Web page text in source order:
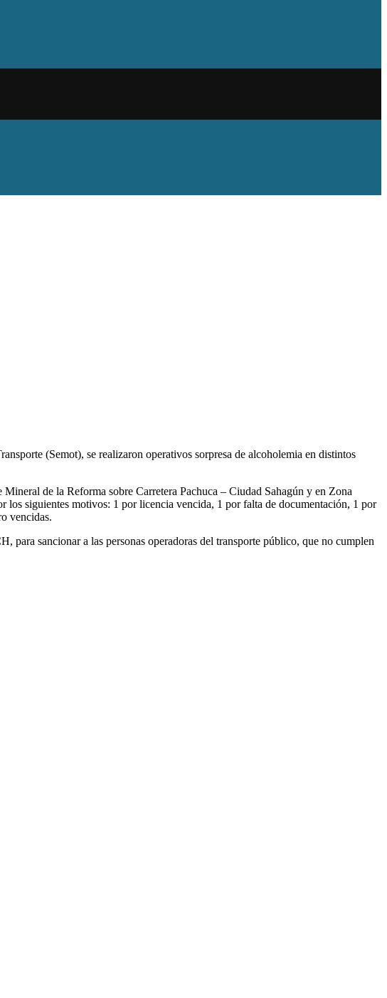
(Semot), se realizaron operativos sorpresa de alcoholemia en distintos
de la Reforma sobre Carretera Pachuca – Ciudad Sahagún y en Zona
los siguientes motivos: 1 por licencia vencida, 1 por falta de documentación, 1 por
vencidas.
para sancionar a las personas operadoras del transporte público, que no cumplen